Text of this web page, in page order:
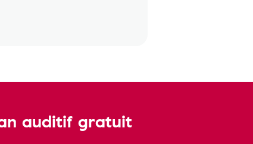
auditif gratuit